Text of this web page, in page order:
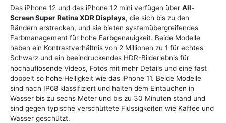
Das iPhone 12 und das iPhone 12 mini verfügen über All-
Screen Super Retina XDR Displays, die sich bis zu den
Rändern erstrecken, und sie bieten systemübergreifendes
Farbmanagement für hohe Farbgenauigkeit. Beide Modelle
haben ein Kontrastverhältnis von 2 Millionen zu 1 für echtes
Schwarz und ein beeindruckendes HDR-Bilderlebnis für
hochauflösende Videos, Fotos mit mehr Details und eine fast
doppelt so hohe Helligkeit wie das iPhone 11. Beide Modelle
sind nach IP68 klassifiziert und halten dem Eintauchen in
Wasser bis zu sechs Meter und bis zu 30 Minuten stand und
sind gegen typische verschüttete Flüssigkeiten wie Kaffee und
Wasser geschützt.